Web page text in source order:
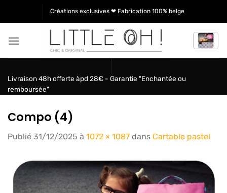
Créations exclusives ❤ Fabrication 100% belge
Livraison 48h offerte àpd 28€ - Garantie "Enchantée ou
remboursée"
Compo (4)
Publié 31/12/2025 à 1072 × 1087 dans Cartable pastel